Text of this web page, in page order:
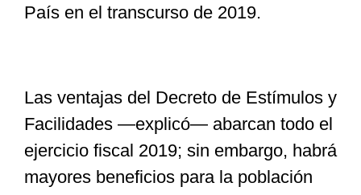
País en el transcurso de 2019.
Las ventajas del Decreto de Estímulos y
Facilidades —explicó— abarcan todo el
ejercicio fiscal 2019; sin embargo, habrá
mayores beneficios para la población